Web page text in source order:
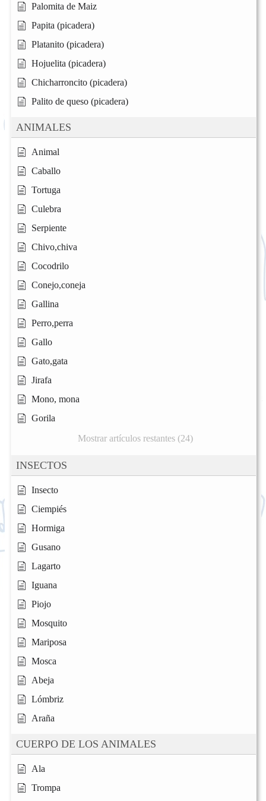
Palomita de Maiz
Papita (picadera)
Platanito (picadera)
Hojuelita (picadera)
Chicharroncito (picadera)
Palito de queso (picadera)
ANIMALES
Animal
Caballo
Tortuga
Culebra
Serpiente
Chivo,chiva
Cocodrilo
Conejo,coneja
Gallina
Perro,perra
Gallo
Gato,gata
Jirafa
Mono, mona
Gorila
Mostrar artículos restantes (24)
INSECTOS
Insecto
Ciempiés
Hormiga
Gusano
Lagarto
Iguana
Piojo
Mosquito
Mariposa
Mosca
Abeja
Lómbriz
Araña
CUERPO DE LOS ANIMALES
Ala
Trompa